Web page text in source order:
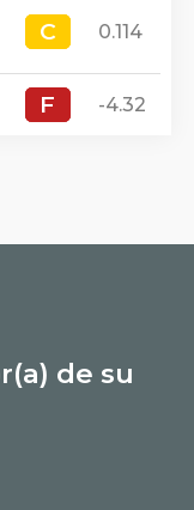
C
C 0.114
F
F -4.32
de su